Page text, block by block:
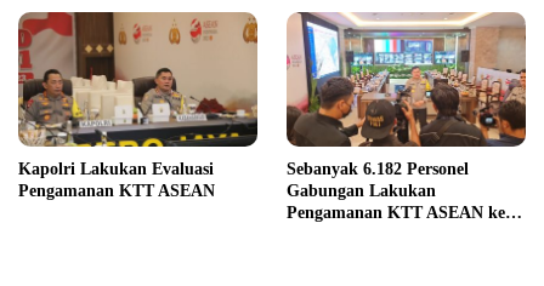
Kapolri Lakukan Evaluasi
Pengamanan KTT ASEAN
Sebanyak 6.182 Personel
Gabungan Lakukan
Pengamanan KTT ASEAN ke-